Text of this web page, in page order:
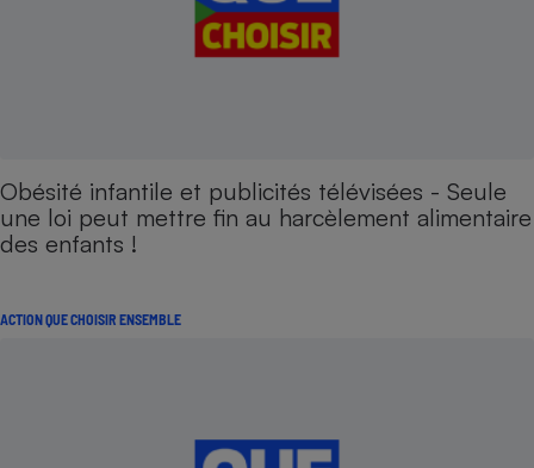
Obésité infantile et publicités télévisées - Seule
une loi peut mettre fin au harcèlement alimentaire
des enfants !
ACTION QUE CHOISIR ENSEMBLE